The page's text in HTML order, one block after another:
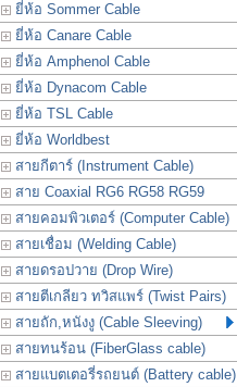
ยี่ห้อ Sommer Cable
ยี่ห้อ Canare Cable
ยี่ห้อ Amphenol Cable
ยี่ห้อ Dynacom Cable
ยี่ห้อ TSL Cable
ยี่ห้อ Worldbest
สายกีตาร์ (Instrument Cable)
สาย Coaxial RG6 RG58 RG59
สายคอมพิวเตอร์ (Computer Cable)
สายเชื่อม (Welding Cable)
สายดรอปวาย (Drop Wire)
สายตีเกลียว ทวิสแพร์ (Twist Pairs)
สายถัก,หนังงู (Cable Sleeving)
สายทนร้อน (FiberGlass cable)
สายแบตเตอรี่รถยนต์ (Battery cable)